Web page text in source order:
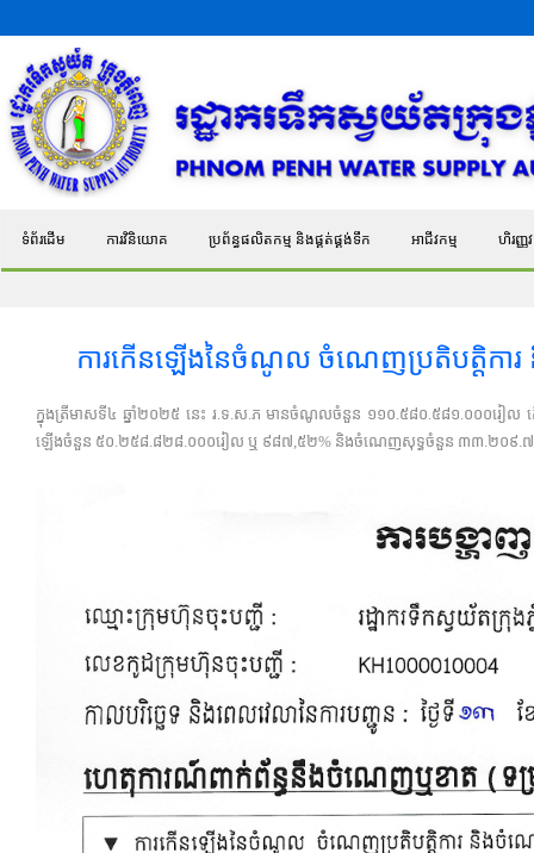
ទំព័រដើម ការវិនិយោគ ប្រព័ន្ធផលិតកម្ម និងផ្គត់ផ្គង់ទឹក អាជីវកម្ម ហិរញ្ញវ
ការកើនឡើងនៃចំណូល ចំណេញប្រតិបត្តិកា
ក្នុងត្រីមាសទី៤ ឆ្នាំ២០២៥ នេះ រ.ទ.ស.ភ មានចំណូលចំនួន ១១០.៥៨០.៥៨១.០០០រៀ
ឡើង​​​​​ចំនួន ៥០.២៥៨.៨២៨.០០០រៀល ឬ ៩៨៧,៥២% និងចំណេញសុទ្ធចំនួន ៣៣.២០៩.៧